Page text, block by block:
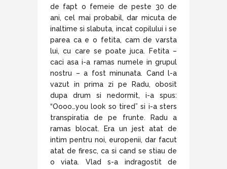
de fapt o femeie de peste 30 de
ani, cel mai probabil, dar micuta de
inaltime si slabuta, incat copilului i se
parea ca e o fetita, cam de varsta
lui, cu care se poate juca. Fetita –
caci asa i-a ramas numele in grupul
nostru – a fost minunata. Cand l-a
vazut in prima zi pe Radu, obosit
dupa drum si nedormit, i-a spus:
“Oooo…you look so tired” si i-a sters
transpiratia de pe frunte. Radu a
ramas blocat. Era un jest atat de
intim pentru noi, europenii, dar facut
atat de firesc, ca si cand se stiau de
o viata. Vlad s-a indragostit de